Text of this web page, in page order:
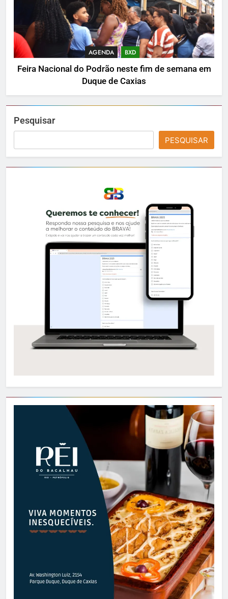
AGENDA BXD
Feira Nacional do Podrão neste fim de semana em
Duque de Caxias
Pesquisar
PESQUISAR